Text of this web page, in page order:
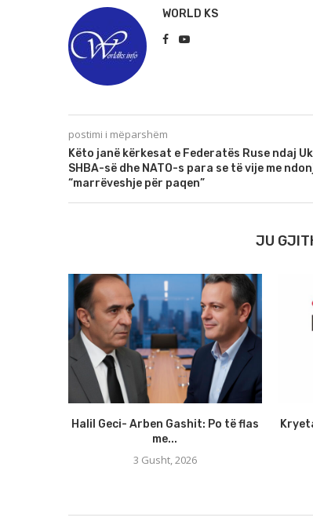
WORLD KS
postimi i mëparshëm
Këto janë kërkesat e Federatës Ruse ndaj
SHBA-së dhe NATO-s para se të vije me
“marrëveshje për paqen”
JU
Halil Geci- Arben Gashit: Po të flas
me...
3 Gusht, 2026